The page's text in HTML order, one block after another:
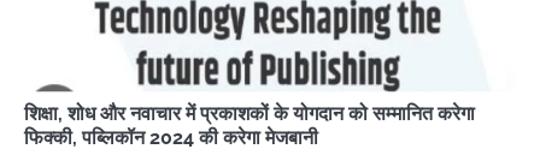
शिक्षा, शोध और नवाचार में प्रकाशकों के योगदान को सम्मानित करेगा
फिक्की, पब्लिकॉन 2024 की करेगा मेजबानी